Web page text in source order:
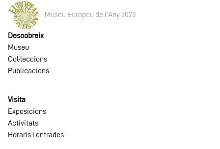
Museu Europeu de l'Any 2023
Descobreix
Museu
Col·leccions
Publicacions
Visita
Exposicions
Activitats
Horaris i entrades